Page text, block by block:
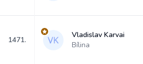
1471.
Vladislav Karvai
Bílina